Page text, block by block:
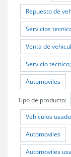
Repuesto de
Servicios
Venta de
Servicio
Automoviles
Tipo de producto:
Vehiculos
Automoviles
Automoviles